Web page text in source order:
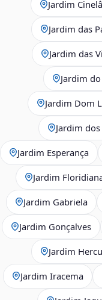
Jardim
Jardim das
Jardim das
Jardim
Jardim Dom
Jardim
Jardim Esperança
Jardim
Jardim Gabriela
Jardim Gonçalves
Jardim
Jardim Iracema